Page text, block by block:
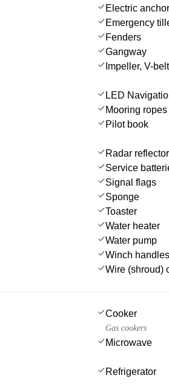
Electric
Emergency
Fenders
Gangway
Impeller, V-
LED
Mooring ropes
Pilot book
Radar reflector
Service
Signal flags
Sponge
Toaster
Water heater
Water pump
Winch handles
Wire (shroud)
Cooker
Gas cookers
Microwave
Refrigerator